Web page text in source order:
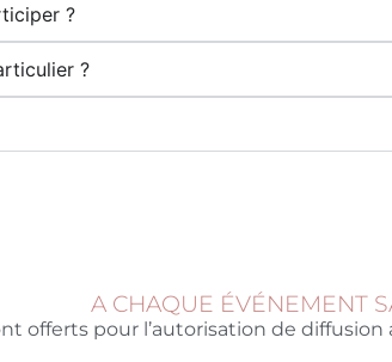
?
?
A CHAQUE ÉVÉNEMENT
offerts pour l’autorisation de